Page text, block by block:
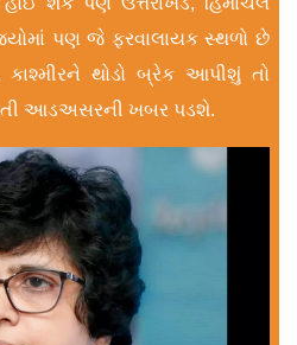
પણ જે ફરવાલાયક સ્થળો છે
થોડો બ્રેક આપીશું તો
આડઅસરની ખબર પડશે.